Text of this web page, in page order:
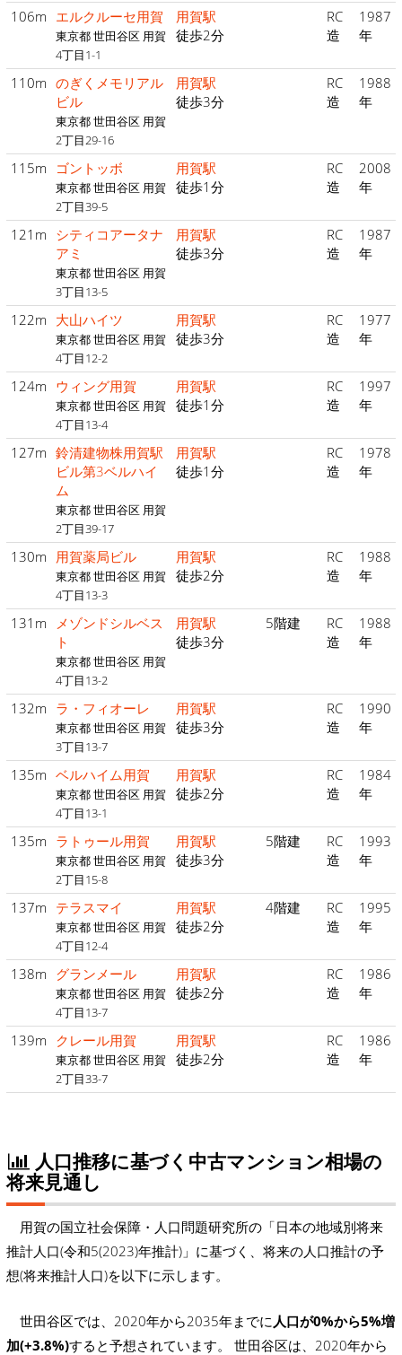
106m エルクルーセ用賀
東京都 世田谷区 用賀
4丁目1-1
用賀駅
徒歩2分
RC
造
1987
年
110m のぎくメモリアル
ビル
東京都 世田谷区 用賀
2丁目29-16
用賀駅
徒歩3分
RC
造
1988
年
115m ゴントッボ
東京都 世田谷区 用賀
2丁目39-5
用賀駅
徒歩1分
RC
造
2008
年
121m シティコアータナ
アミ
東京都 世田谷区 用賀
3丁目13-5
用賀駅
徒歩3分
RC
造
1987
年
122m 大山ハイツ
東京都 世田谷区 用賀
4丁目12-2
用賀駅
徒歩3分
RC
造
1977
年
124m ウィング用賀
東京都 世田谷区 用賀
4丁目13-4
用賀駅
徒歩1分
RC
造
1997
年
127m 鈴清建物株用賀駅
ビル第3ベルハイ
ム
東京都 世田谷区 用賀
2丁目39-17
用賀駅
徒歩1分
RC
造
1978
年
130m 用賀薬局ビル
東京都 世田谷区 用賀
4丁目13-3
用賀駅
徒歩2分
RC
造
1988
年
131m
メゾンドシルベス
ト
東京都 世田谷区 用賀
4丁目13-2
用賀駅
徒歩3分
5階建
RC
造
1988
年
132m ラ・フィオーレ
東京都 世田谷区 用賀
3丁目13-7
用賀駅
徒歩3分
RC
造
1990
年
135m ベルハイム用賀
東京都 世田谷区 用賀
4丁目13-1
用賀駅
徒歩2分
RC
造
1984
年
135m ラトゥール用賀
東京都 世田谷区 用賀
2丁目15-8
用賀駅
徒歩3分
5階建
RC
造
1993
年
137m テラスマイ
東京都 世田谷区 用賀
4丁目12-4
用賀駅
徒歩2分
4階建
RC
造
1995
年
138m グランメール
東京都 世田谷区 用賀
4丁目13-7
用賀駅
徒歩2分
RC
造
1986
年
139m クレール用賀
東京都 世田谷区 用賀
2丁目33-7
用賀駅
徒歩2分
RC
造
1986
年
人口推移に基づく中古マンション相場の
将来見通し
用賀の国立社会保障・人口問題研究所の「日本の地域別将来
推計人口(令和5(2023)年推計)」に基づく、将来の人口推計の予
想(将来推計人口)を以下に示します。
世田谷区では、2020年から2035年までに 人口が0%から5%増
加(+3.8%)すると予想されています。 世田谷区は、2020年から